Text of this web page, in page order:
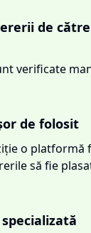
de
verificate
de folosit
o platformă
să fie